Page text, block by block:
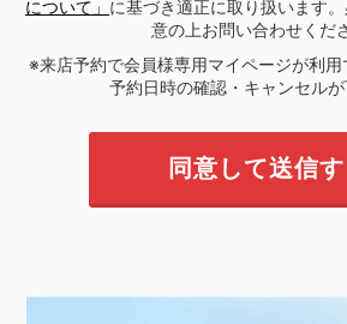
について」 に基づき適正に取り扱います
意の上お問い合わせくだ
※来店予約で会員様専用マイページが利用
予約日時の確認・キャンセルが